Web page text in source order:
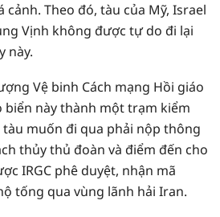
Theo đó, tàu của Mỹ, Israel
Vịnh không được tự do đi lại
này.
Vệ binh Cách mạng Hồi giáo
biển này thành một trạm kiểm
muốn đi qua phải nộp thông
thủy thủ đoàn và điểm đến cho
IRGC phê duyệt, nhận mã
tống qua vùng lãnh hải Iran.